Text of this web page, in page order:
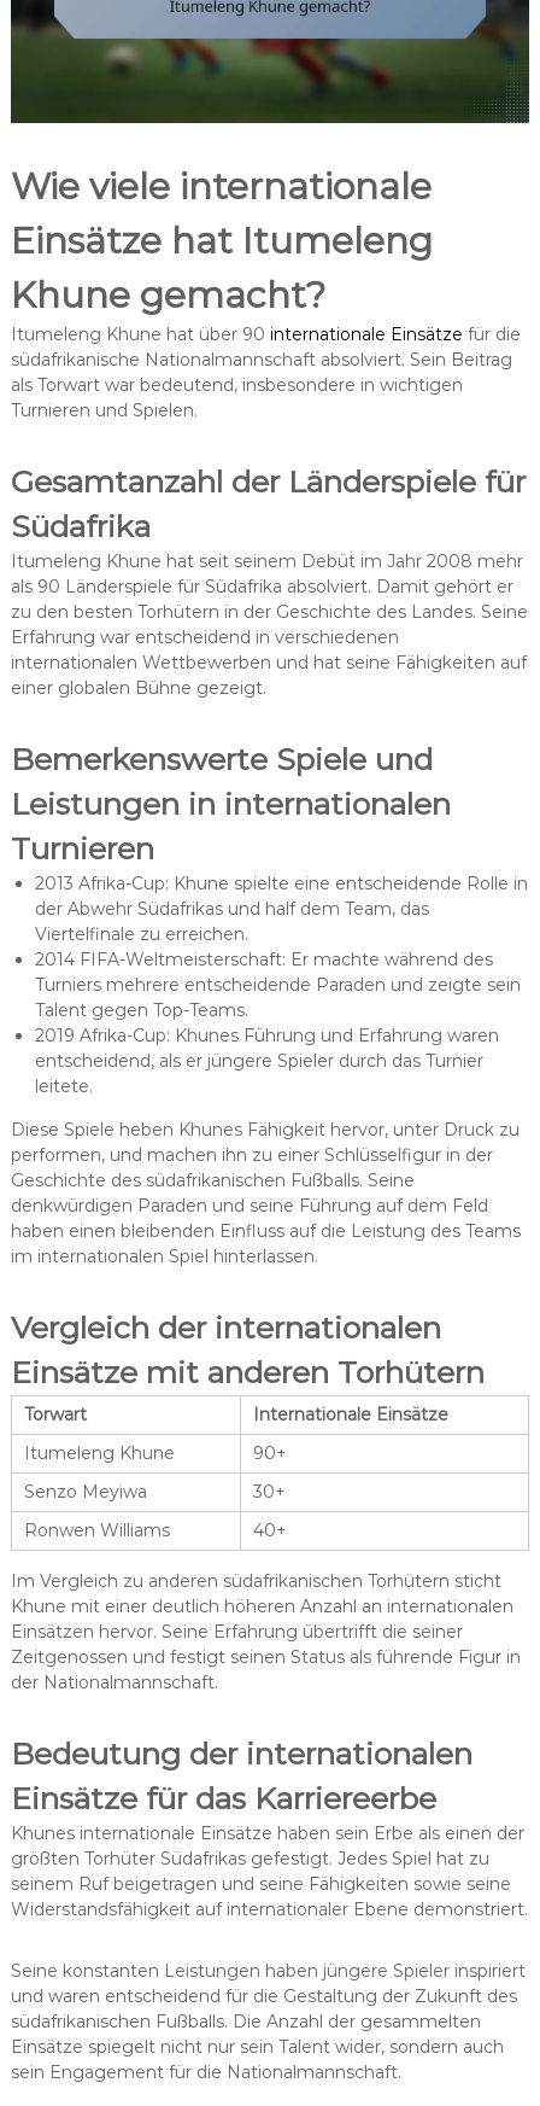
Wie viele internationale
Einsätze hat Itumeleng
Khune gemacht?
Itumeleng Khune hat über 90 internationale Einsätze für die
südafrikanische Nationalmannschaft absolviert. Sein Beitrag
als Torwart war bedeutend, insbesondere in wichtigen
Turnieren und Spielen.
Gesamtanzahl der Länderspiele für
Südafrika
Itumeleng Khune hat seit seinem Debüt im Jahr 2008 mehr
als 90 Länderspiele für Südafrika absolviert. Damit gehört er
zu den besten Torhütern in der Geschichte des Landes. Seine
Erfahrung war entscheidend in verschiedenen
internationalen Wettbewerben und hat seine Fähigkeiten auf
einer globalen Bühne gezeigt.
Bemerkenswerte Spiele und
Leistungen in internationalen
Turnieren
2013 Afrika-Cup: Khune spielte eine entscheidende Rolle in
der Abwehr Südafrikas und half dem Team, das
Viertelfinale zu erreichen.
2014 FIFA-Weltmeisterschaft: Er machte während des
Turniers mehrere entscheidende Paraden und zeigte sein
Talent gegen Top-Teams.
2019 Afrika-Cup: Khunes Führung und Erfahrung waren
entscheidend, als er jüngere Spieler durch das Turnier
leitete.
Diese Spiele heben Khunes Fähigkeit hervor, unter Druck zu
performen, und machen ihn zu einer Schlüsselfigur in der
Geschichte des südafrikanischen Fußballs. Seine
denkwürdigen Paraden und seine Führung auf dem Feld
haben einen bleibenden Einfluss auf die Leistung des Teams
im internationalen Spiel hinterlassen.
Vergleich der internationalen
Einsätze mit anderen Torhütern
Torwart
Internationale Einsätze
Itumeleng Khune
90+
Senzo Meyiwa
30+
Ronwen Williams
40+
Im Vergleich zu anderen südafrikanischen Torhütern sticht
Khune mit einer deutlich höheren Anzahl an internationalen
Einsätzen hervor. Seine Erfahrung übertrifft die seiner
Zeitgenossen und festigt seinen Status als führende Figur in
der Nationalmannschaft.
Bedeutung der internationalen
Einsätze für das Karriereerbe
Khunes internationale Einsätze haben sein Erbe als einen der
größten Torhüter Südafrikas gefestigt. Jedes Spiel hat zu
seinem Ruf beigetragen und seine Fähigkeiten sowie seine
Widerstandsfähigkeit auf internationaler Ebene demonstriert.
Seine konstanten Leistungen haben jüngere Spieler inspiriert
und waren entscheidend für die Gestaltung der Zukunft des
südafrikanischen Fußballs. Die Anzahl der gesammelten
Einsätze spiegelt nicht nur sein Talent wider, sondern auch
sein Engagement für die Nationalmannschaft.